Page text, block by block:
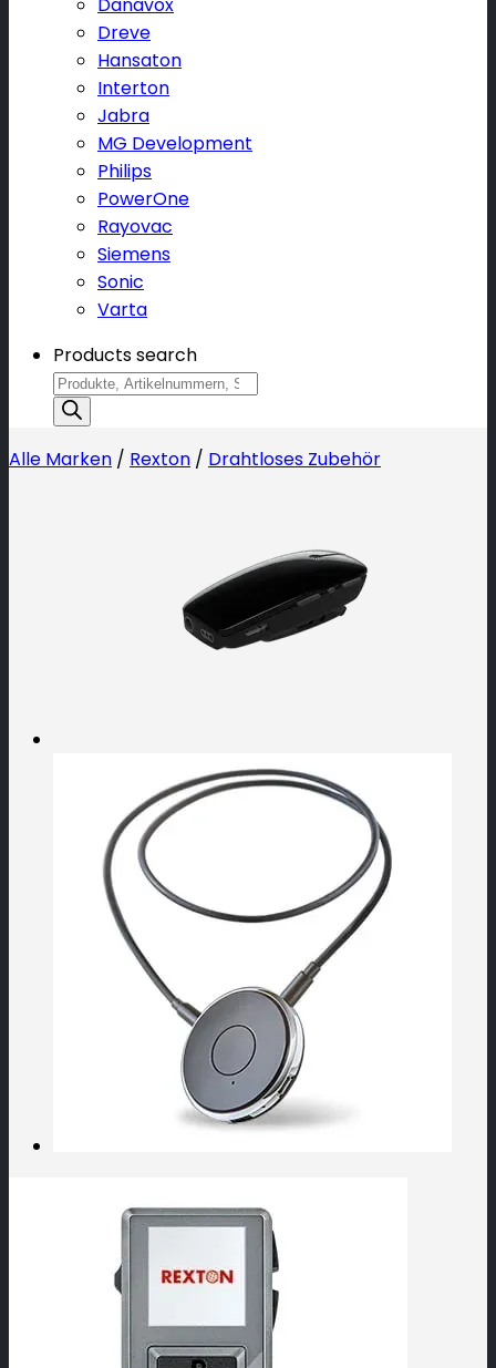
Dreve
Hansaton
Interton
Jabra
MG Development
Philips
PowerOne
Rayovac
Siemens
Sonic
Varta
Products search
Alle Marken / Rexton / Drahtloses Zubehör